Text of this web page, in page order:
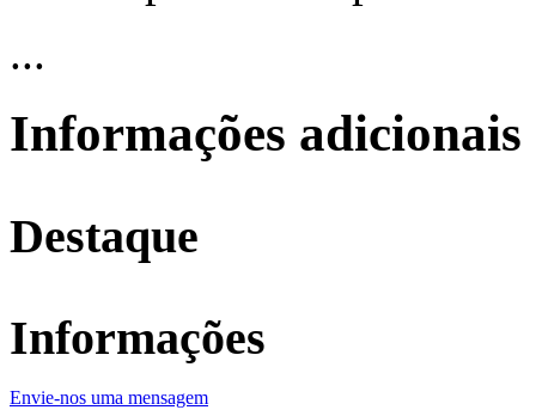
...
Informações adicionais
Destaque
Informações
Envie-nos uma mensagem